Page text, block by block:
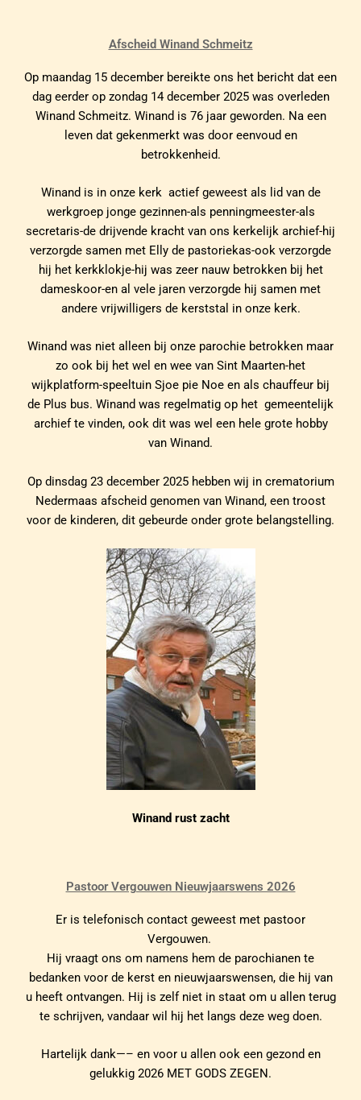
Afscheid Winand Schmeitz
Op maandag 15 december bereikte ons het bericht dat een
dag eerder op zondag 14 december 2025 was overleden
Winand Schmeitz. Winand is 76 jaar geworden. Na een
leven dat gekenmerkt was door eenvoud en
betrokkenheid.
Winand is in onze kerk actief geweest als lid van de
werkgroep jonge gezinnen-als penningmeester-als
secretaris-de drijvende kracht van ons kerkelijk archief-hij
verzorgde samen met Elly de pastoriekas-ook verzorgde
hij het kerkklokje-hij was zeer nauw betrokken bij het
dameskoor-en al vele jaren verzorgde hij samen met
andere vrijwilligers de kerststal in onze kerk.
Winand was niet alleen bij onze parochie betrokken maar
zo ook bij het wel en wee van Sint Maarten-het
wijkplatform-speeltuin Sjoe pie Noe en als chauffeur bij
de Plus bus. Winand was regelmatig op het gemeentelijk
archief te vinden, ook dit was wel een hele grote hobby
van Winand.
Op dinsdag 23 december 2025 hebben wij in crematorium
Nedermaas afscheid genomen van Winand, een troost
voor de kinderen, dit gebeurde onder grote belangstelling.
Winand rust zacht
Pastoor Vergouwen Nieuwjaarswens 2026
Er is telefonisch contact geweest met pastoor
Vergouwen.
Hij vraagt ons om namens hem de parochianen te
bedanken voor de kerst en nieuwjaarswensen, die hij van
u heeft ontvangen. Hij is zelf niet in staat om u allen terug
te schrijven, vandaar wil hij het langs deze weg doen.
Hartelijk dank—– en voor u allen ook een gezond en
gelukkig 2026 MET GODS ZEGEN.